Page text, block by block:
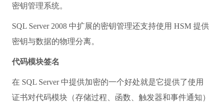
密钥管理系统。
SQL Server 2008 中扩展的密钥管理还支持使用 HSM 提供
密钥与数据的物理分离。
代码模块签名
在 SQL Server 中提供加密的一个好处就是它提供了使用
证书对代码模块（存储过程、函数、触发器和事件通知）